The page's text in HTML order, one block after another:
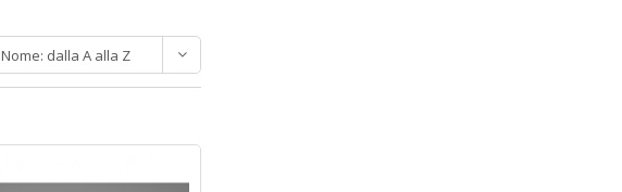
Nome: dalla A alla Z